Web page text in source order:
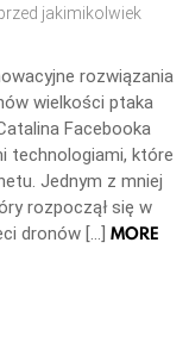
jakimikolwiek
rozwiązania
wielkości ptaka
Facebooka
technologiami, które
Jednym z mniej
rozpoczął się w
dronów […] MORE